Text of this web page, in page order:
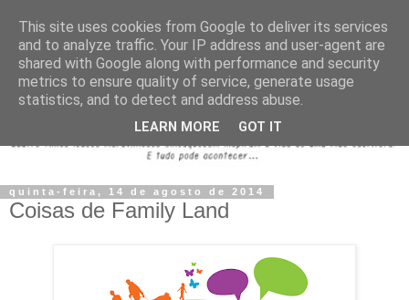
quinta-feira, 14 de agosto de 2014
Coisas de Family Land
This site uses cookies from Google to deliver its services
and to analyze traffic. Your IP address and user-agent are
shared with Google along with performance and security
metrics to ensure quality of service, generate usage
statistics, and to detect and address abuse.
LEARN MORE GOT IT